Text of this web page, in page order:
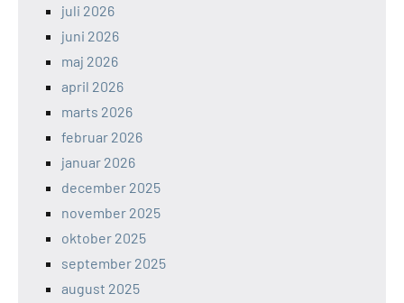
juli 2026
juni 2026
maj 2026
april 2026
marts 2026
februar 2026
januar 2026
december 2025
november 2025
oktober 2025
september 2025
august 2025